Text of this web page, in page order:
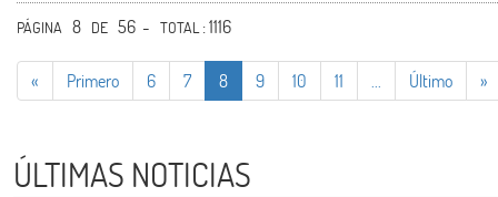
PÁGINA 8 DE 56 - TOTAL: 1116
« Primero 6 7 8 9 10 11 Último »
ÚLTIMAS NOTICIAS